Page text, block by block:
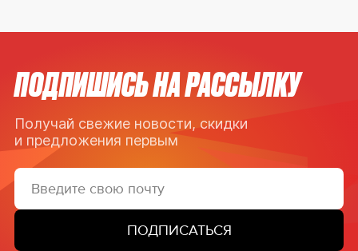
ПОДПИШИСЬ НА РАССЫЛКУ
Получай свежие новости, скидки
и предложения первым
ПОДПИСАТЬСЯ